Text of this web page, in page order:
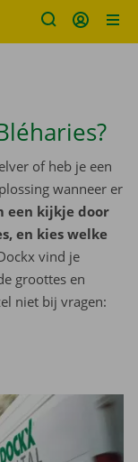
of heb je een
wanneer er
een kijkje door
en kies welke
vind je
groottes en
niet bij vragen: